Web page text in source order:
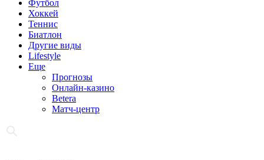
Футбол
Хоккей
Теннис
Биатлон
Другие виды
Lifestyle
Еще
Прогнозы
Онлайн-казино
Betera
Матч-центр